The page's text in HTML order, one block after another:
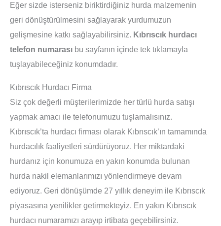
Eğer sizde isterseniz biriktirdiğiniz hurda malzemenin
geri dönüştürülmesini sağlayarak yurdumuzun
gelişmesine katkı sağlayabilirsiniz. Kıbrıscık hurdacı
telefon numarası bu sayfanın içinde tek tıklamayla
tuşlayabileceğiniz konumdadır.
Kıbrıscık Hurdacı Firma
Siz çok değerli müşterilerimizde her türlü hurda satışı
yapmak amacı ile telefonumuzu tuşlamalısınız.
Kıbrıscık’ta hurdacı firması olarak Kıbrıscık’ın tamamında
hurdacılık faaliyetleri sürdürüyoruz. Her miktardaki
hurdanız için konumuza en yakın konumda bulunan
hurda nakil elemanlarımızı yönlendirmeye devam
ediyoruz. Geri dönüşümde 27 yıllık deneyim ile Kıbrıscık
piyasasına yenilikler getirmekteyiz. En yakın Kıbrıscık
hurdacı numaramızı arayıp irtibata geçebilirsiniz.